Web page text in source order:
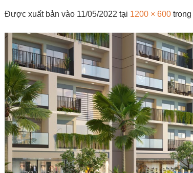
Được xuất bản vào 11/05/2022 tại 1200 × 600 trong